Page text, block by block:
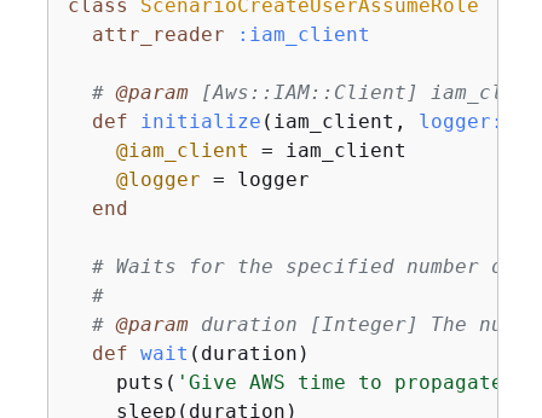
class
ScenarioCreateUserAssumeRole
attr_reader
:iam_client
# @param [Aws::IAM::Client]
def
initialize (iam_client, logger:
@iam_client = iam_client
@logger = logger
end
# Waits for the specified number of
#
# @param duration [Integer] The
def wait (duration)
    puts(
'Give AWS time to propagate
    sleep(duration)